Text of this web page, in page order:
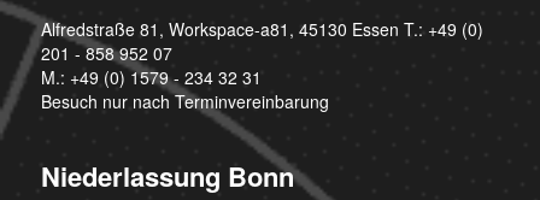
Alfredstraße 81, Workspace-a81, 45130 Essen T.: +49 (0)
201 - 858 952 07
M.: +49 (0) 1579 - 234 32 31
Besuch nur nach Terminvereinbarung
Niederlassung Bonn